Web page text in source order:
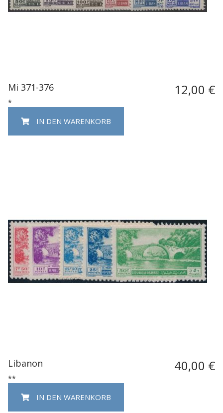
Mi 371-376 12,00 €
*
IN DEN WARENKORB
Libanon 40,00 €
**
IN DEN WARENKORB